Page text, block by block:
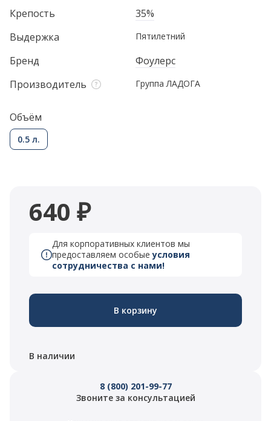
Крепость
35%
Выдержка
Пятилетний
Бренд
Фоулерс
Производитель
Группа ЛАДОГА
Объём
0.5 л.
640 ₽
Для корпоративных клиентов мы
предоставляем особыеусловия
сотрудничества с нами!
В корзину
В наличии
8 (800) 201-99-77
Звоните за консультацией